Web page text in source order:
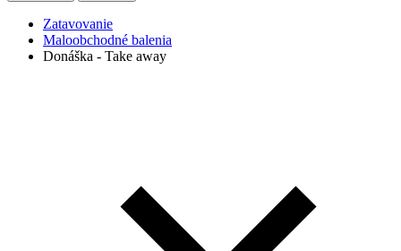
Zatavovanie
Maloobchodné balenia
Donáška - Take away